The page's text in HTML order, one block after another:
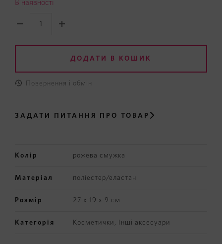
В наявності
ДОДАТИ В КОШИК
Повернення і обмін
ЗАДАТИ ПИТАННЯ ПРО ТОВАР
Колір рожева смужка
Матеріал поліестер/еластан
Розмір 27 х 19 х 9 см
Категорія Косметички Інші аксесуари